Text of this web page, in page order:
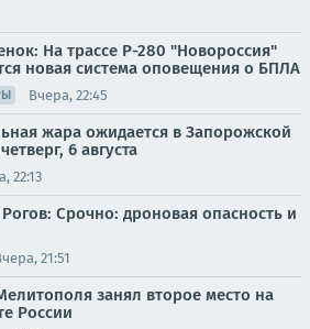
На трассе Р-280 "Новороссия"
новая система оповещения о БПЛА
Вчера, 22:45
жара ожидается в Запорожской
6 августа
22:13
Срочно: дроновая опасность и
21:51
занял второе место на
России